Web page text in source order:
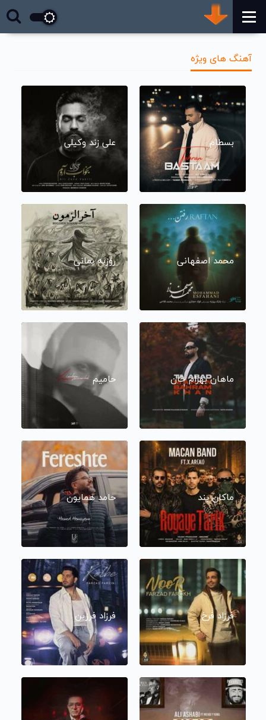
آهنگ های ویژه
بسطام علی زند وکیلی
محمد اصفهانی روزبه بمانی
ماهان بهرام خان حامیم
ماکان بند حامد همایون
فرزاد فرخ فرزاد فرزین